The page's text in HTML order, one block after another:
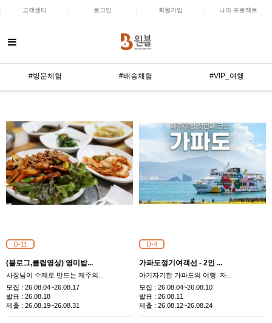
고객센터 로그인 회원가입 나의 프로젝트
#방문체험 #배송체험 #VIP_여행
D-11
(블로그,클립영상) 영미밥...
사장님이 수제로 만드는 제주의...
모집 : 26.08.04~26.08.17
발표 : 26.08.18
제출 : 26.08.19~26.08.31
D-4
가파도정기여객선 - 2인 ...
아기자기한 가파도의 여행. 자...
모집 : 26.08.04~26.08.10
발표 : 26.08.11
제출 : 26.08.12~26.08.24